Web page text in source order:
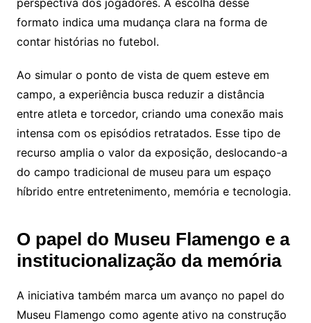
perspectiva dos jogadores. A escolha desse
formato indica uma mudança clara na forma de
contar histórias no futebol.
Ao simular o ponto de vista de quem esteve em
campo, a experiência busca reduzir a distância
entre atleta e torcedor, criando uma conexão mais
intensa com os episódios retratados. Esse tipo de
recurso amplia o valor da exposição, deslocando-a
do campo tradicional de museu para um espaço
híbrido entre entretenimento, memória e tecnologia.
O papel do Museu Flamengo e a
institucionalização da memória
A iniciativa também marca um avanço no papel do
Museu Flamengo como agente ativo na construção